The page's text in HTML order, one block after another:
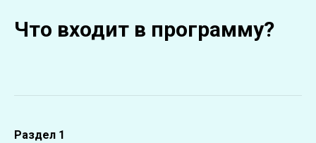
Что входит в программу?
Раздел 1